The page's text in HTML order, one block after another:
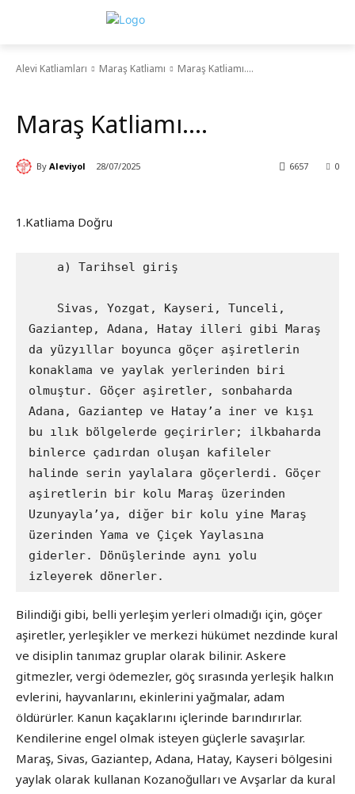
Alevi Katliamları Maraş Katliamı Maraş Katliamı....
Maraş Katliamı….
By Aleviyol 28/07/2025 0
6657
1.Katliama Doğru
Gaziantep, Adana, Hatay illeri gibi Maraş
da yüzyıllar boyunca göçer aşiretlerin
konaklama ve yaylak yerlerinden biri
olmuştur. Göçer aşiretler, sonbaharda
Adana, Gaziantep ve Hatay’a iner ve kışı
bu ılık bölgelerde geçirirler; ilkbaharda
binlerce çadırdan oluşan kafileler
halinde serin yaylalara göçerlerdi. Göçer
aşiretlerin bir kolu Maraş üzerinden
Uzunyayla’ya, diğer bir kolu yine Maraş
üzerinden Yama ve Çiçek Yaylasına
giderler. Dönüşlerinde aynı yolu
izleyerek dönerler.
Bilindiği gibi, belli yerleşim yerleri olmadığı için, göçer
aşiretler, yerleşikler ve merkezi hükümet nezdinde kural
ve disiplin tanımaz gruplar olarak bilinir. Askere
gitmezler, vergi ödemezler, göç sırasında yerleşik halkın
evlerini, hayvanlarını, ekinlerini yağmalar, adam
öldürürler. Kanun kaçaklarını içlerinde barındırırlar.
Kendilerine engel olmak isteyen güçlerle savaşırlar.
Maraş, Sivas, Gaziantep, Adana, Hatay, Kayseri bölgesini
yaylak olarak kullanan Kozanoğulları ve Avşarlar da kural